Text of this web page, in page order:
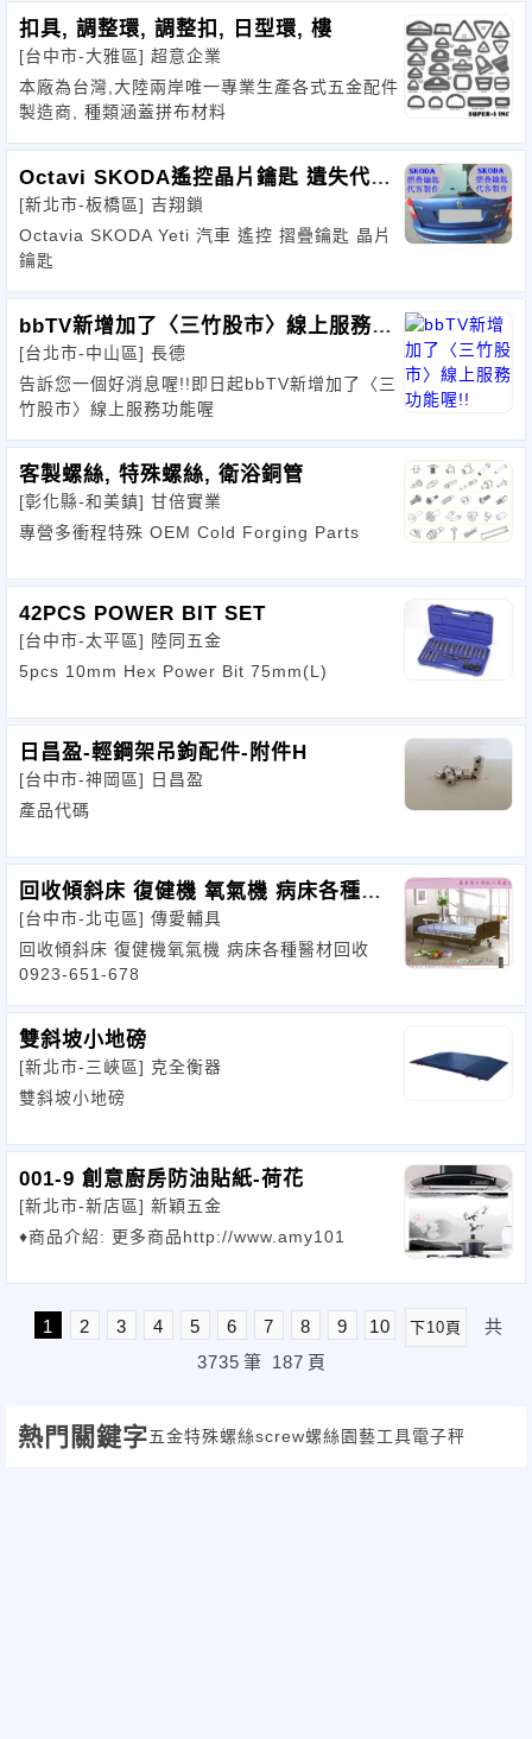
扣具, 調整環, 調整扣, 日型環, 樓
[台中市-大雅區] 超意企業
本廠為台灣,大陸兩岸唯一專業生產各式五金配件
製造商, 種類涵蓋拼布材料
Octavi SKODA遙控晶片鑰匙 遺失代客
製作
[新北市-板橋區] 吉翔鎖
Octavia SKODA Yeti 汽車 遙控 摺疊鑰匙 晶片
鑰匙
bbTV新增加了〈三竹股市〉線上服務功
能喔!!
[台北市-中山區] 長德
告訴您一個好消息喔!!即日起bbTV新增加了〈三
竹股市〉線上服務功能喔
客製螺絲, 特殊螺絲, 衛浴銅管
[彰化縣-和美鎮] 甘倍實業
專營多衝程特殊 OEM Cold Forging Parts
42PCS POWER BIT SET
[台中市-太平區] 陸同五金
5pcs 10mm Hex Power Bit 75mm(L)
日昌盈-輕鋼架吊鉤配件-附件H
[台中市-神岡區] 日昌盈
產品代碼
回收傾斜床 復健機 氧氣機 病床各種醫
材回收
[台中市-北屯區] 傳愛輔具
回收傾斜床 復健機氧氣機 病床各種醫材回收
0923-651-678
雙斜坡小地磅
[新北市-三峽區] 克全衡器
雙斜坡小地磅
001-9 創意廚房防油貼紙-荷花
[新北市-新店區] 新穎五金
♦商品介紹: 更多商品http://www.amy101
1 2 3 4 5 6 7 8 9 10 下10頁
共
3735 筆 187 頁
熱門關鍵字五金特殊螺絲screw螺絲園藝工具電子秤